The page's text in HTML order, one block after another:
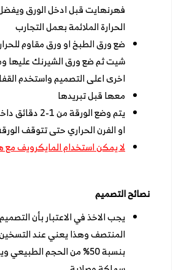
فهرنهايت قبل ادخل الورق
الحرارة الملائمة بعمل التجارب
ضع ورق الطبخ او ورق مقاوم
شيت ثم ضع ورق الشيرنك عليها
اخرى اعلى التصميم واستخدم
معها قبل تبريدها
يتم وضع الورقة
او الفرن الحراري حتى تتوقف
لا يمكن استخدام المايكرويف مع
نصائح التصميم
يجب الاخذ في الاعتبار بأن
المنتصف وهذا يعني عند
بنسبة 50% من الحجم